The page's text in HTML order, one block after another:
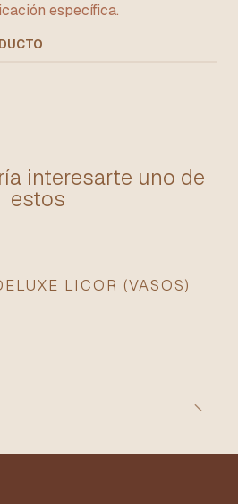
específica.
interesarte uno de
estos
LICOR (VASOS)